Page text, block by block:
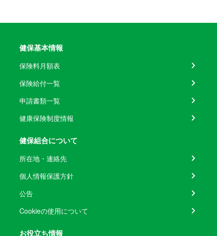
健保基本情報
保険料月額表
保険給付一覧
申請書類一覧
健康保険制度情報
健保組合について
所在地・連絡先
個人情報保護方針
公告
Cookieの使用について
お役立ち情報